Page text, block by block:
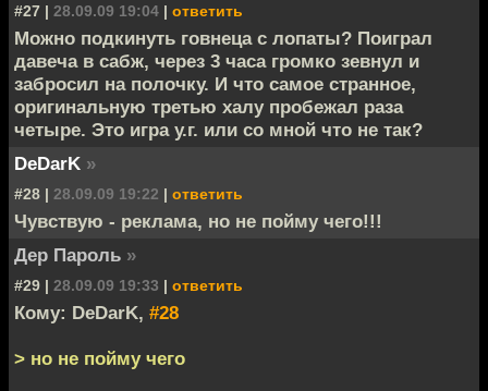
#27 | 28.09.09 19:04 | ответить
Можно подкинуть говнеца с лопаты? Поиграл
давеча в сабж, через 3 часа громко зевнул и
забросил на полочку. И что самое странное,
оригинальную третью халу пробежал раза
четыре. Это игра у.г. или со мной что не так?
DeDarK »
#28 | 28.09.09 19:22 | ответить
Чувствую - реклама, но не пойму чего!!!
Дер Пароль »
#29 | 28.09.09 19:33 | ответить
Кому: DeDarK, #28
> но не пойму чего